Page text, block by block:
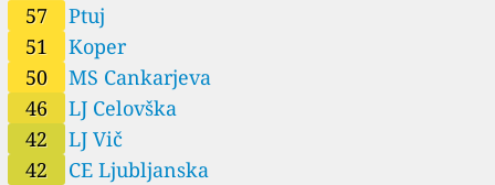
57
Ptuj
51
Koper
50
MS Cankarjeva
46
LJ Celovška
42
LJ Vič
42
CE Ljubljanska